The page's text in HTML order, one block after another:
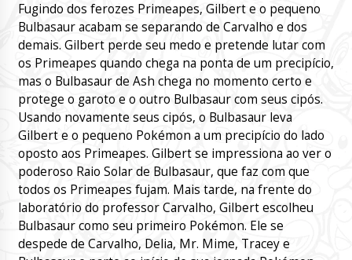
Fugindo dos ferozes Primeapes, Gilbert e o pequeno
Bulbasaur acabam se separando de Carvalho e dos
demais. Gilbert perde seu medo e pretende lutar com
os Primeapes quando chega na ponta de um precipício,
mas o Bulbasaur de Ash chega no momento certo e
protege o garoto e o outro Bulbasaur com seus cipós.
Usando novamente seus cipós, o Bulbasaur leva
Gilbert e o pequeno Pokémon a um precipício do lado
oposto aos Primeapes. Gilbert se impressiona ao ver o
poderoso Raio Solar de Bulbasaur, que faz com que
todos os Primeapes fujam. Mais tarde, na frente do
laboratório do professor Carvalho, Gilbert escolheu
Bulbasaur como seu primeiro Pokémon. Ele se
despede de Carvalho, Delia, Mr. Mime, Tracey e